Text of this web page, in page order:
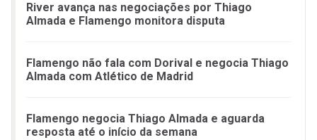
River avança nas negociações por Thiago
Almada e Flamengo monitora disputa
Flamengo não fala com Dorival e negocia Thiago
Almada com Atlético de Madrid
Flamengo negocia Thiago Almada e aguarda
resposta até o início da semana